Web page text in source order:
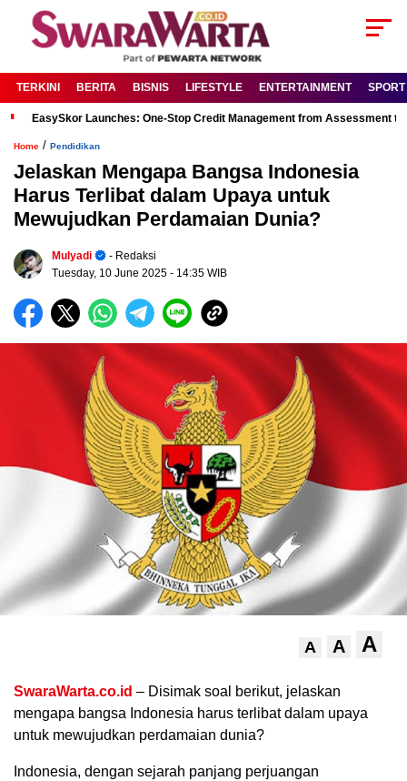
TERKINI BERITA BISNIS LIFESTYLE ENTERTAINMENT SPORT
EasySkor Launches: One-Stop Credit Management from Assessment
Home / Pendidikan
Jelaskan Mengapa Bangsa Indonesia
Harus Terlibat dalam Upaya untuk
Mewujudkan Perdamaian Dunia?
Mulyadi
- Redaksi
Tuesday, 10 June 2025 - 14:35 WIB
A A A
SwaraWarta.co.id – Disimak soal berikut, jelaskan
mengapa bangsa Indonesia harus terlibat dalam upaya
untuk mewujudkan perdamaian dunia?
Indonesia, dengan sejarah panjang perjuangan